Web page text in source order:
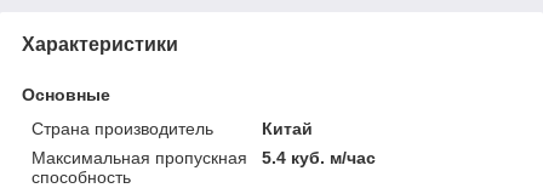
Характеристики
Основные
Страна производитель
Китай
Максимальная пропускная
способность
5.4 куб. м/час